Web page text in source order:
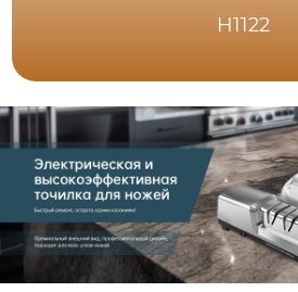
H1122